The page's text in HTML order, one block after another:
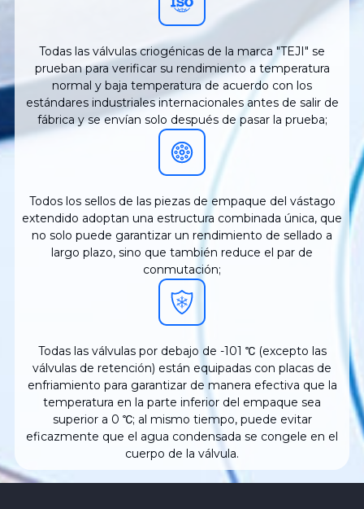
Todas las válvulas criogénicas de la marca "TEJI" se
prueban para verificar su rendimiento a temperatura
normal y baja temperatura de acuerdo con los
estándares industriales internacionales antes de salir de
fábrica y se envían solo después de pasar la prueba;
Todos los sellos de las piezas de empaque del vástago
extendido adoptan una estructura combinada única, que
no solo puede garantizar un rendimiento de sellado a
largo plazo, sino que también reduce el par de
conmutación;
Todas las válvulas por debajo de -101 ℃ (excepto las
válvulas de retención) están equipadas con placas de
enfriamiento para garantizar de manera efectiva que la
temperatura en la parte inferior del empaque sea
superior a 0 ℃; al mismo tiempo, puede evitar
eficazmente que el agua condensada se congele en el
cuerpo de la válvula.